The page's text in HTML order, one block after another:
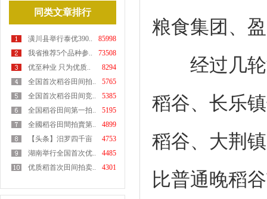
同类文章排行
85998
潢川县举行泰优390..
73508
我省推荐5个品种参..
8294
优至种业 只为优质..
5765
全国首次稻谷田间拍..
5385
全国首次稻谷田间竞..
5195
全国稻谷田间第一拍..
4899
全國稻谷田間拍賣第..
4753
【头条】汨罗四千亩
优..
4485
湖南举行全国首次优..
4301
优质稻首次田间拍卖..
粮食集团、
经过几轮
稻谷、长乐
稻谷、大荆
比普通晚稻